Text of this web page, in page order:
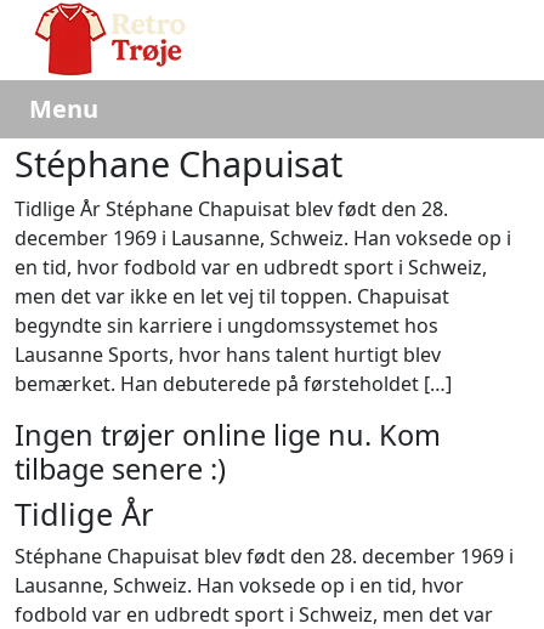
Menu
Stéphane Chapuisat
Tidlige År Stéphane Chapuisat blev født den 28.
december 1969 i Lausanne, Schweiz. Han voksede op i
en tid, hvor fodbold var en udbredt sport i Schweiz,
men det var ikke en let vej til toppen. Chapuisat
begyndte sin karriere i ungdomssystemet hos
Lausanne Sports, hvor hans talent hurtigt blev
bemærket. Han debuterede på førsteholdet […]
Ingen trøjer online lige nu. Kom
tilbage senere :)
Tidlige År
Stéphane Chapuisat blev født den 28. december 1969 i
Lausanne, Schweiz. Han voksede op i en tid, hvor
fodbold var en udbredt sport i Schweiz, men det var